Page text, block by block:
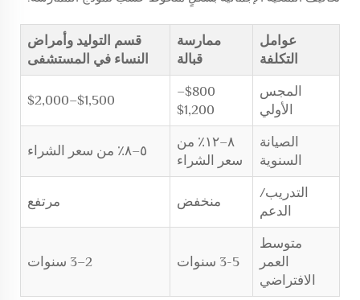
عوامل
التكلفة
ممارسة
قبالة
قسم التوليد وأمراض
النساء في المستشفى
المجس
الأولي
$800–
$1,200
$1,500–$2,000
الصيانة
السنوية
٨–١٢٪ من
سعر الشراء
٥–٨٪ من سعر الشراء
التدريب/
الدعم
منخفض مرتفع
متوسط
العمر
الافتراضي
3-5 سنوات 2–3 سنوات